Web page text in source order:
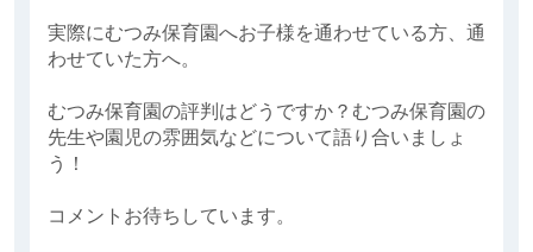
実際にむつみ保育園へお子様を通わせている方、通
わせていた方へ。
むつみ保育園の評判はどうですか？むつみ保育園の
先生や園児の雰囲気などについて語り合いましょ
う！
コメントお待ちしています。